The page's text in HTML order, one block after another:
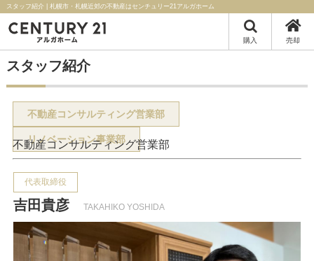
スタッフ紹介 | 札幌市・札幌近郊の不動産はセンチュリー21アルガホーム
購入 売却
スタッフ紹介
不動産コンサルティング営業部
リノベーション事業部
不動産コンサルティング営業部
代表取締役
吉田貴彦 TAKAHIKO YOSHIDA